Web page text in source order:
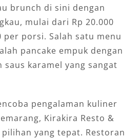
brunch di sini dengan
mulai dari Rp 20.000
per porsi. Salah satu menu
pancake empuk dengan
saus karamel yang sangat
pengalaman kuliner
Kirakira Resto &
yang tepat. Restoran